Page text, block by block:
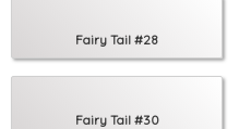
Fairy Tail #28
Fairy Tail #30